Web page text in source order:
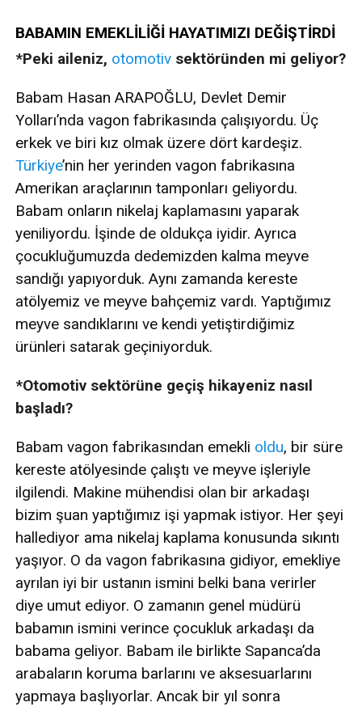
BABAMIN EMEKLİLİĞİ HAYATIMIZI DEĞİŞTİRDİ
*Peki aileniz, otomotiv sektöründen mi geliyor?
Babam Hasan ARAPOĞLU, Devlet Demir
Yolları’nda vagon fabrikasında çalışıyordu. Üç
erkek ve biri kız olmak üzere dört kardeşiz.
Türkiye’nin her yerinden vagon fabrikasına
Amerikan araçlarının tamponları geliyordu.
Babam onların nikelaj kaplamasını yaparak
yeniliyordu. İşinde de oldukça iyidir. Ayrıca
çocukluğumuzda dedemizden kalma meyve
sandığı yapıyorduk. Aynı zamanda kereste
atölyemiz ve meyve bahçemiz vardı. Yaptığımız
meyve sandıklarını ve kendi yetiştirdiğimiz
ürünleri satarak geçiniyorduk.
*Otomotiv sektörüne geçiş hikayeniz nasıl
başladı?
Babam vagon fabrikasından emekli oldu, bir süre
kereste atölyesinde çalıştı ve meyve işleriyle
ilgilendi. Makine mühendisi olan bir arkadaşı
bizim şuan yaptığımız işi yapmak istiyor. Her şeyi
hallediyor ama nikelaj kaplama konusunda sıkıntı
yaşıyor. O da vagon fabrikasına gidiyor, emekliye
ayrılan iyi bir ustanın ismini belki bana verirler
diye umut ediyor. O zamanın genel müdürü
babamın ismini verince çocukluk arkadaşı da
babama geliyor. Babam ile birlikte Sapanca’da
arabaların koruma barlarını ve aksesuarlarını
yapmaya başlıyorlar. Ancak bir yıl sonra